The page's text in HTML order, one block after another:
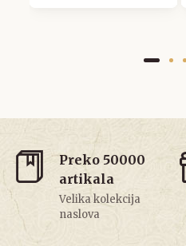
Preko 50000
artikala
Velika kolekcija
naslova